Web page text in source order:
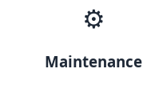
⚙️
Maintenance